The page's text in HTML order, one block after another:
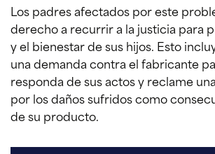
Los padres afectados por este
derecho a recurrir a la justicia para
y el bienestar de sus hijos. Esto
una demanda contra el fabricante
responda de sus actos y reclame
por los daños sufridos como
de su producto.